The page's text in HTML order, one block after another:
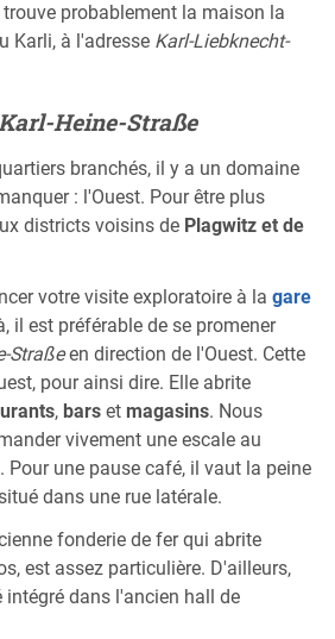
probablement la maison la
Karli, à l'adresse Karl-Liebknecht-
Heine-Straße
branchés, il y a un domaine
: l'Ouest. Pour être plus
districts voisins de Plagwitz et de
votre visite exploratoire à la gare
il est préférable de se promener
Straßeen direction de l'Ouest. Cette
pour ainsi dire. Elle abrite
, bars et magasins. Nous
vivement une escale au
. Pour une pause café, il vaut la peine
dans une rue latérale.
fonderie de fer qui abrite
est assez particulière. D'ailleurs,
intégré dans l'ancien hall de